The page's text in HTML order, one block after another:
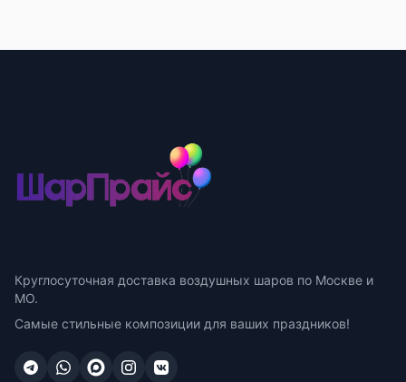
Круглосуточная доставка воздушных шаров по Москве и
МО.
Самые стильные композиции для ваших праздников!